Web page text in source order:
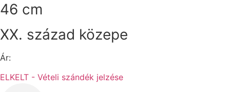
46 cm
XX. század közepe
Ár:
ELKELT - Vételi szándék jelzése